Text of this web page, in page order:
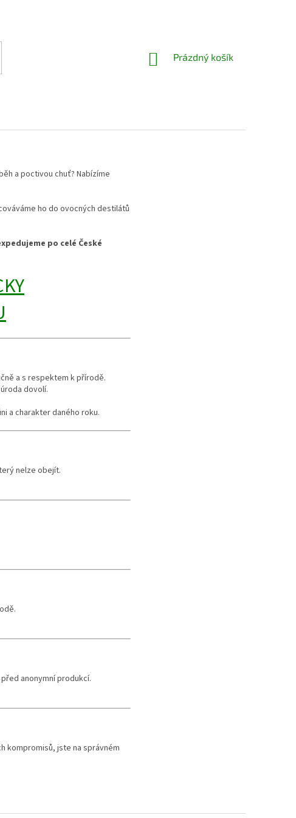
NÁKUPNÍ
Prázdný košík
a poctivou chuť? Nabízíme
ho do ovocných destilátů
po celé České
a s respektem k přírodě.
dovolí.
a charakter daného roku.
nelze obejít.
anonymní produkcí.
kompromisů, jste na správném